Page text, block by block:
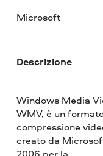
Microsoft
Descrizione
Windows Media
WMV, è un
compressione
creato da
2006 per la